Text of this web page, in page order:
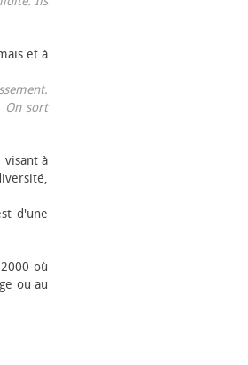
et à
On sort
visant à
d'une
où
ou au